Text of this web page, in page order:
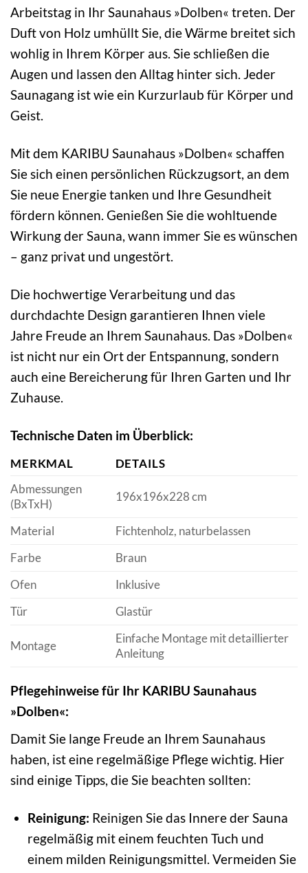
Arbeitstag in Ihr Saunahaus »Dolben« treten. Der
Duft von Holz umhüllt Sie, die Wärme breitet sich
wohlig in Ihrem Körper aus. Sie schließen die
Augen und lassen den Alltag hinter sich. Jeder
Saunagang ist wie ein Kurzurlaub für Körper und
Geist.
Mit dem KARIBU Saunahaus »Dolben« schaffen
Sie sich einen persönlichen Rückzugsort, an dem
Sie neue Energie tanken und Ihre Gesundheit
fördern können. Genießen Sie die wohltuende
Wirkung der Sauna, wann immer Sie es wünschen
– ganz privat und ungestört.
Die hochwertige Verarbeitung und das
durchdachte Design garantieren Ihnen viele
Jahre Freude an Ihrem Saunahaus. Das »Dolben«
ist nicht nur ein Ort der Entspannung, sondern
auch eine Bereicherung für Ihren Garten und Ihr
Zuhause.
Technische Daten im Überblick:
MERKMAL
DETAILS
Abmessungen
(BxTxH)
196x196x228 cm
Material
Fichtenholz, naturbelassen
Farbe
Braun
Ofen
Inklusive
Tür
Glastür
Montage
Einfache Montage mit detaillierter
Anleitung
Pflegehinweise für Ihr KARIBU Saunahaus
»Dolben«:
Damit Sie lange Freude an Ihrem Saunahaus
haben, ist eine regelmäßige Pflege wichtig. Hier
sind einige Tipps, die Sie beachten sollten:
Reinigung: Reinigen Sie das Innere der Sauna
regelmäßig mit einem feuchten Tuch und
einem milden Reinigungsmittel. Vermeiden Sie